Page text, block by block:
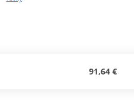
91,64 €